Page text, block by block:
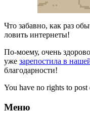
Что забавно, как раз
ловить интернеты!
По-моему, очень
уже зарепостила в
благодарности!
You have no rights to post
Меню